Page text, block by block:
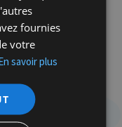
constitue une
des « non
d’une
dans
l’exemple
par
femmes, alors
fournies
votre
savoir plus